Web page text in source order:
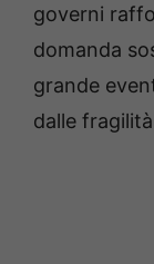
governi
domanda
grande
dalle